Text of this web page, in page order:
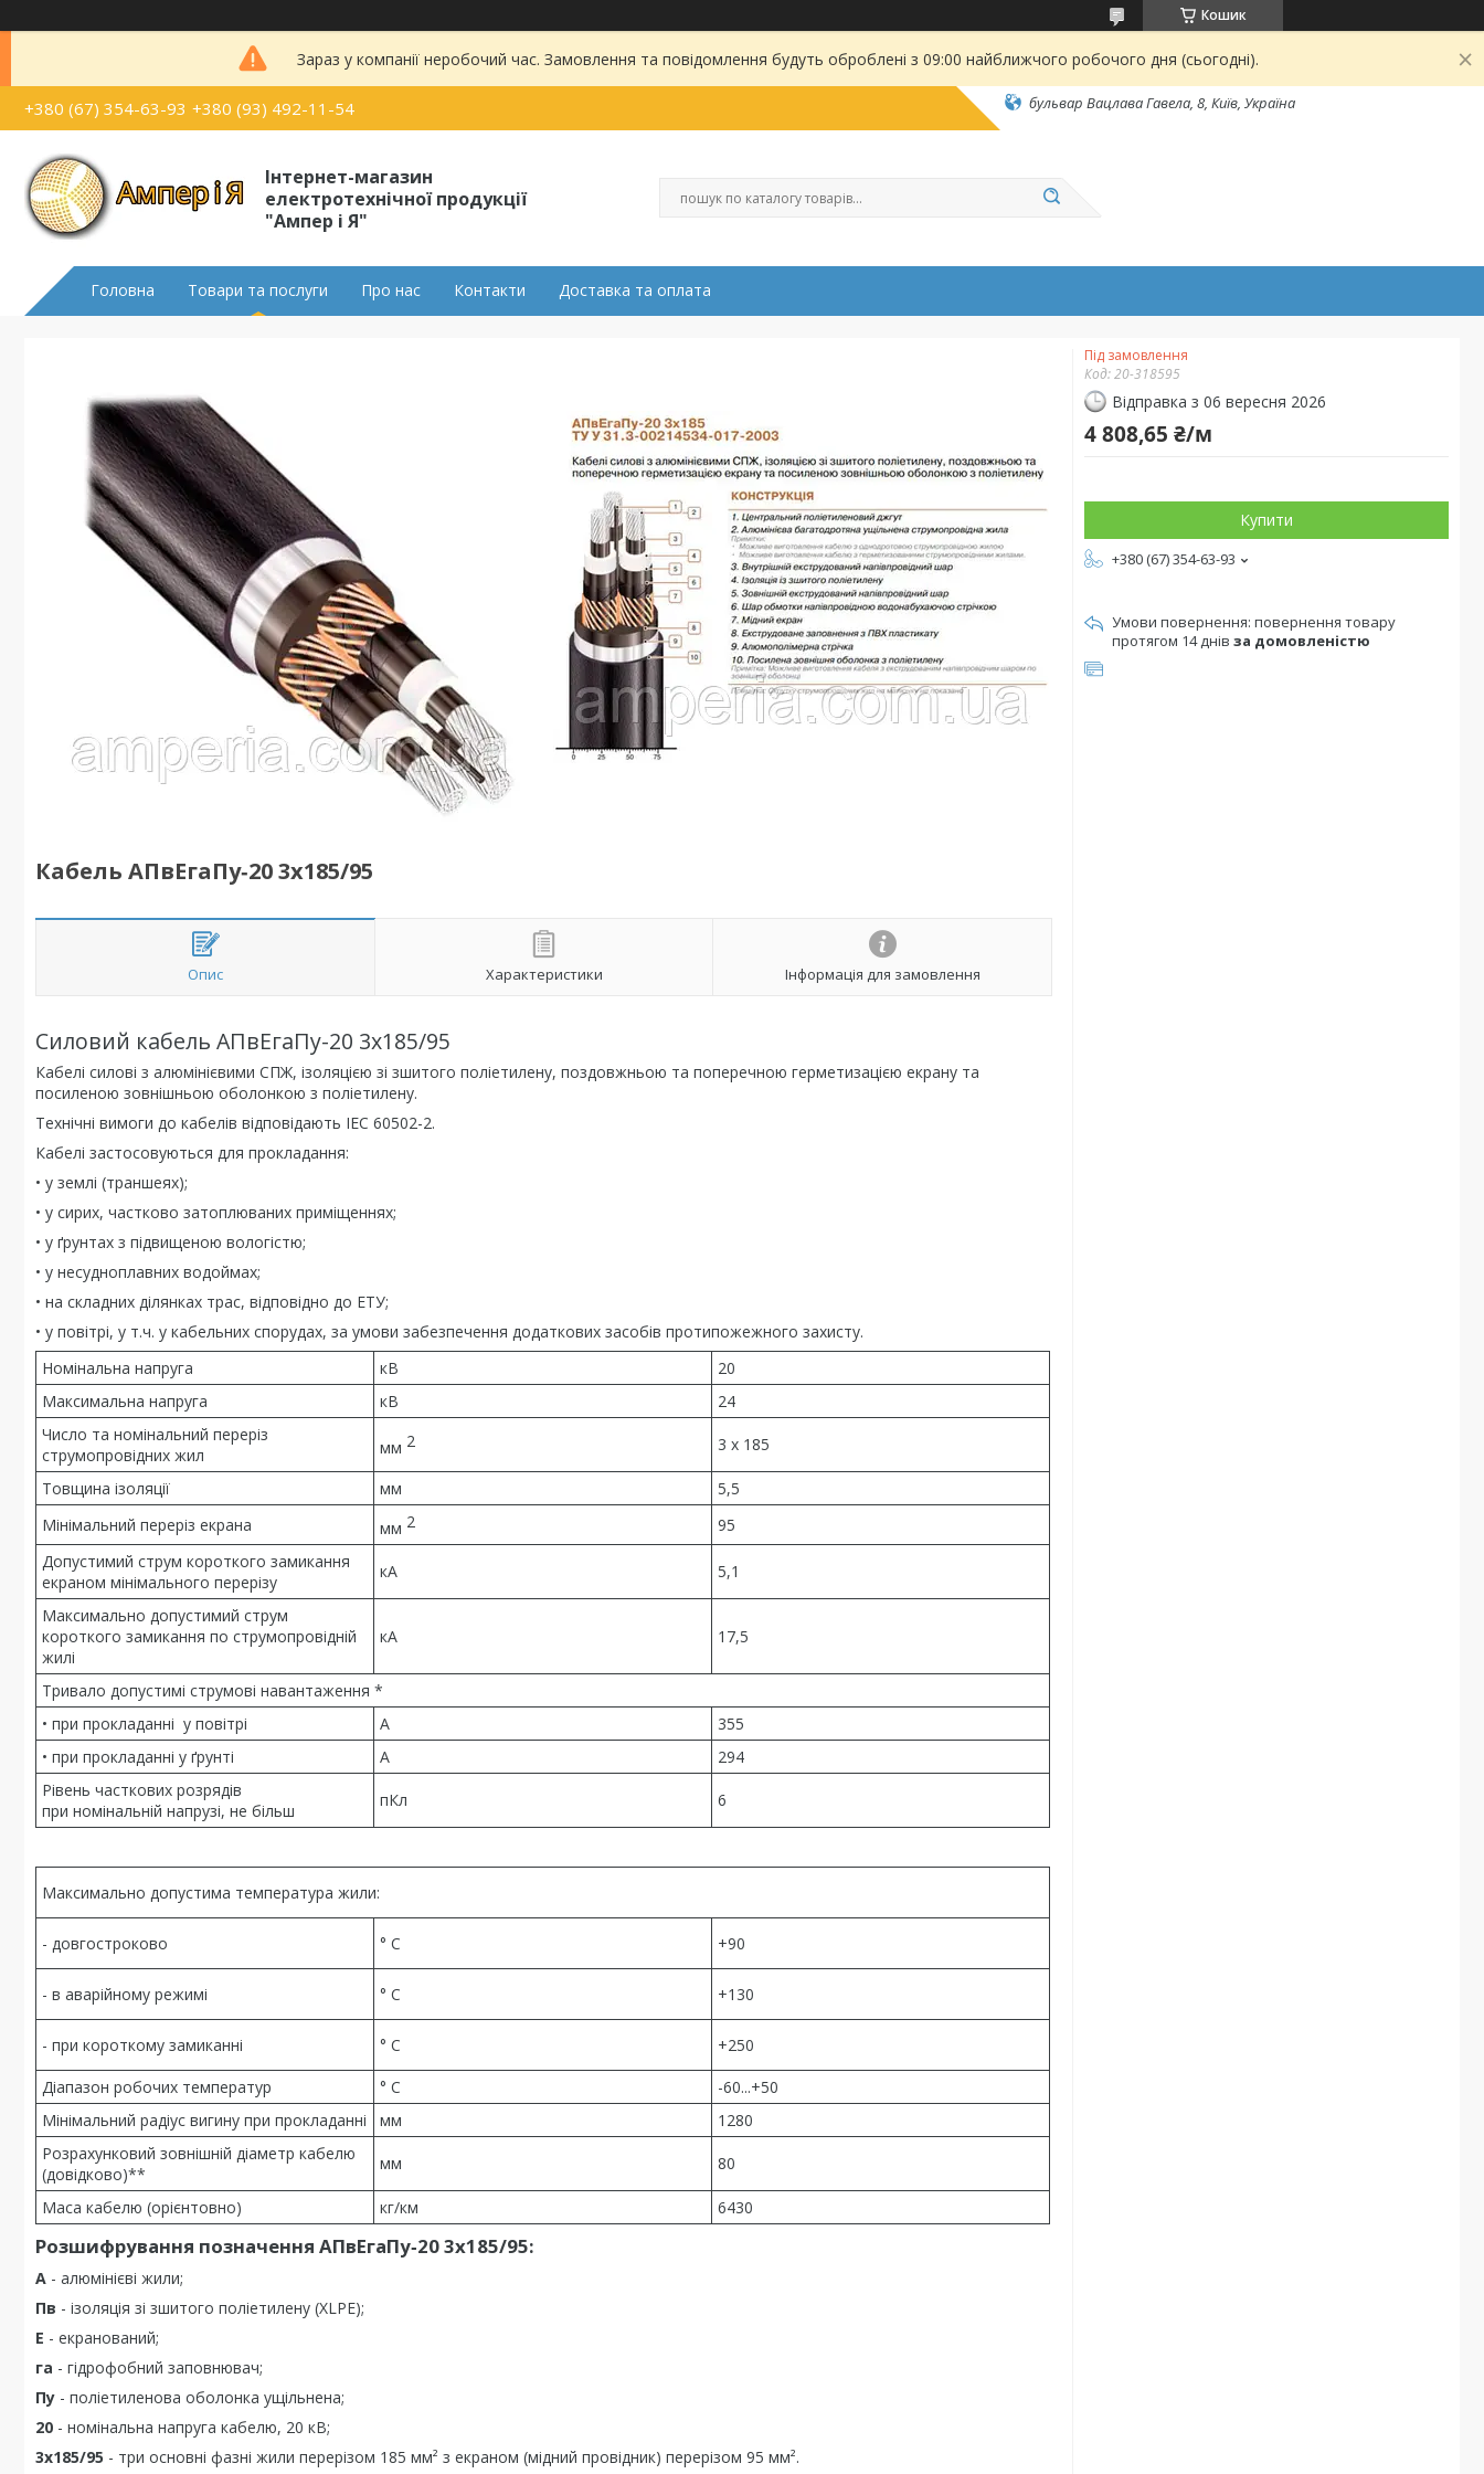
Кошик
Зараз у компанії неробочий час. Замовлення та повідомлення будуть оброблені з 09:00 найближчого робочого дня (сьогодні).
+380 (67) 354-63-93 +380 (93) 492-11-54 бульвар Вацлава Гавела, 8, Київ, Україна
Інтернет-магазин
електротехнічної продукції
"Ампер і Я"
Головна Товари та послуги Про нас Контакти Доставка та оплата
Кабель АПвЕгаПу‑20 3х185/95
Опис Характеристики Інформація для замовлення
Силовий кабель АПвЕгаПу-20 3х185/95
Кабелі силові з алюмінієвими СПЖ, ізоляцією зі зшитого поліетилену, поздовжньою та поперечною герметизацією екрану та
посиленою зовнішньою оболонкою з поліетилену.
Технічні вимоги до кабелів відповідають IEC 60502-2.
Кабелі застосовуються для прокладання:
• у землі (траншеях);
• у сирих, частково затоплюваних приміщеннях;
• у ґрунтах з підвищеною вологістю;
• у несудноплавних водоймах;
• на складних ділянках трас, відповідно до ЕТУ;
• у повітрі, у т.ч. у кабельних спорудах, за умови забезпечення додаткових засобів протипожежного захисту.
Номінальна напруга
кВ
20
Максимальна напруга
кВ
24
Число та номінальний переріз
струмопровідних жил
мм 2 3 x 185
Товщина ізоляції мм
5,5
Мінімальний переріз екрана
мм 2
95
Допустимий струм короткого замикання
екраном мінімального перерізу
кА 5,1
Максимально допустимий струм
короткого замикання по струмопровідній
жилі
кА 17,5
Тривало допустимі струмові навантаження *
• при прокладанні у повітрі
А
355
• при прокладанні у ґрунті
А
294
Рівень часткових розрядів
при номінальній напрузі, не більш
пКл 6
Максимально допустима температура жили:
- довгостроково ° С +90
- в аварійному режимі ° С +130
- при короткому замиканні ° С
+250
Діапазон робочих температур
° С
-60...+50
Мінімальний радіус вигину при прокладанні
мм
1280
Розрахунковий зовнішній діаметр кабелю
(довідково)**
мм 80
Маса кабелю (орієнтовно) кг/км 6430
Розшифрування позначення АПвЕгаПу‑20 3х185/95:
А - алюмінієві жили;
Пв - ізоляція зі зшитого поліетилену (XLPE);
Е - екранований;
га - гідрофобний заповнювач;
Пу - поліетиленова оболонка ущільнена;
20 - номінальна напруга кабелю, 20 кВ;
3х185/95 - три основні фазні жили перерізом 185 мм² з екраном (мідний провідник) перерізом 95 мм².
Під замовлення
Код:20-318595
Відправка з 06 вересня 2026
4 808,65 ₴/м
Купити
+380 (67) 354-63-93
повернення товару
протягом 14 днів за домовленістю